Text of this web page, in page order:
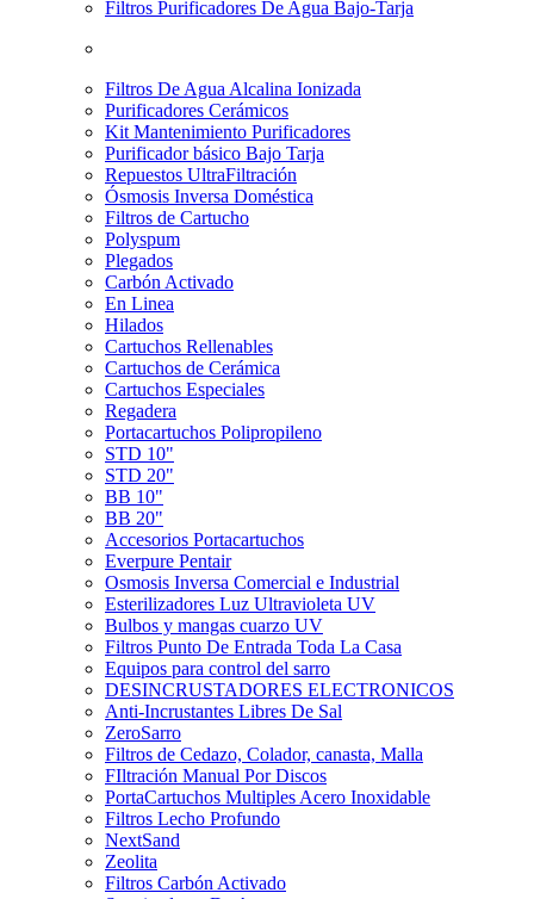
Filtros Purificadores De Agua Bajo-Tarja
Filtros De Agua Alcalina Ionizada
Purificadores Cerámicos
Kit Mantenimiento Purificadores
Purificador básico Bajo Tarja
Repuestos UltraFiltración
Ósmosis Inversa Doméstica
Filtros de Cartucho
Polyspum
Plegados
Carbón Activado
En Linea
Hilados
Cartuchos Rellenables
Cartuchos de Cerámica
Cartuchos Especiales
Regadera
Portacartuchos Polipropileno
STD 10"
STD 20"
BB 10"
BB 20"
Accesorios Portacartuchos
Everpure Pentair
Osmosis Inversa Comercial e Industrial
Esterilizadores Luz Ultravioleta UV
Bulbos y mangas cuarzo UV
Filtros Punto De Entrada Toda La Casa
Equipos para control del sarro
DESINCRUSTADORES ELECTRONICOS
Anti-Incrustantes Libres De Sal
ZeroSarro
Filtros de Cedazo, Colador, canasta, Malla
FIltración Manual Por Discos
PortaCartuchos Multiples Acero Inoxidable
Filtros Lecho Profundo
NextSand
Zeolita
Filtros Carbón Activado